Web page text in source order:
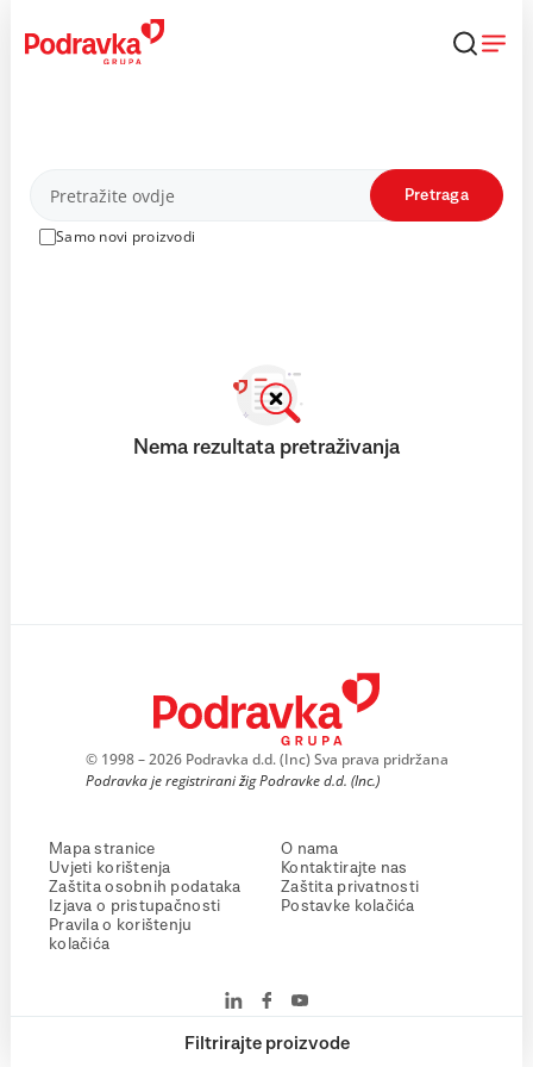
content
Proizvodi
Samo novi proizvodi
Pretraga
Filtrirajte proizvode
Nema rezultata pretraživanja
© 1998 – 2026 Podravka d.d. (Inc) Sva prava pridržana
Podravka je registrirani žig Podravke d.d. (Inc.)
Mapa stranice
Uvjeti korištenja
Zaštita osobnih podataka
Izjava o pristupačnosti
Pravila o korištenju
kolačića
O nama
Kontaktirajte nas
Zaštita privatnosti
Postavke kolačića